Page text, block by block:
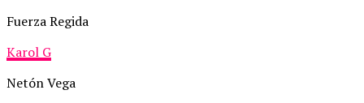
Fuerza Regida
Karol G
Netón Vega